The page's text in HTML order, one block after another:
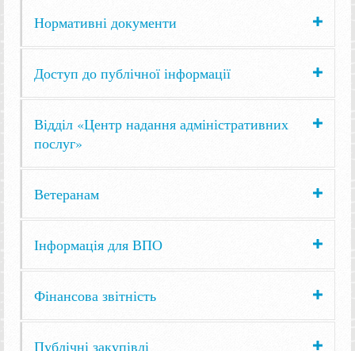
Нормативні документи
Доступ до публічної інформації
Відділ «Центр надання адміністративних
послуг»
Ветеранам
Інформація для ВПО
Фінансова звітність
Публічні закупівлі